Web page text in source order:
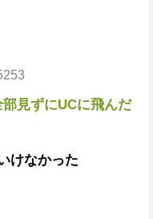
見ずにUCに飛んだ
けなかった